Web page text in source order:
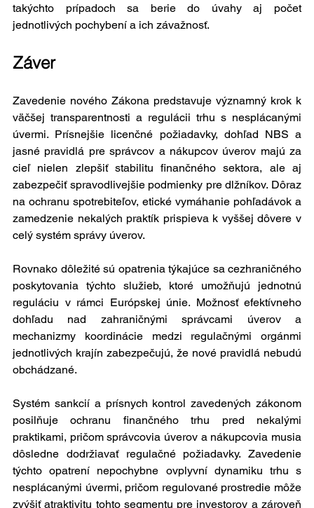
takýchto prípadoch sa berie do úvahy aj počet
jednotlivých pochybení a ich závažnosť.
Záver
Zavedenie nového Zákona predstavuje významný krok k
väčšej transparentnosti a regulácii trhu s nesplácanými
úvermi. Prísnejšie licenčné požiadavky, dohľad NBS a
jasné pravidlá pre správcov a nákupcov úverov majú za
cieľ nielen zlepšiť stabilitu finančného sektora, ale aj
zabezpečiť spravodlivejšie podmienky pre dlžníkov. Dôraz
na ochranu spotrebiteľov, etické vymáhanie pohľadávok a
zamedzenie nekalých praktík prispieva k vyššej dôvere v
celý systém správy úverov.
Rovnako dôležité sú opatrenia týkajúce sa cezhraničného
poskytovania týchto služieb, ktoré umožňujú jednotnú
reguláciu v rámci Európskej únie. Možnosť efektívneho
dohľadu nad zahraničnými správcami úverov a
mechanizmy koordinácie medzi regulačnými orgánmi
jednotlivých krajín zabezpečujú, že nové pravidlá nebudú
obchádzané.
Systém sankcií a prísnych kontrol zavedených zákonom
posilňuje ochranu finančného trhu pred nekalými
praktikami, pričom správcovia úverov a nákupcovia musia
dôsledne dodržiavať regulačné požiadavky. Zavedenie
týchto opatrení nepochybne ovplyvní dynamiku trhu s
nesplácanými úvermi, pričom regulované prostredie môže
zvýšiť atraktivitu tohto segmentu pre investorov a zároveň